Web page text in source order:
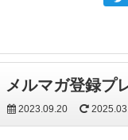
メルマガ登録プ
2023.09.20